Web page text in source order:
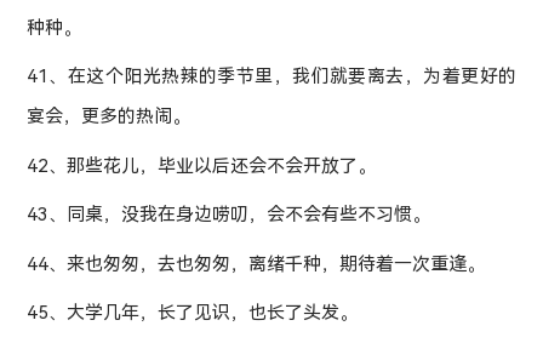
种种。
41、在这个阳光热辣的季节里，我们就要离去，为着更好的
宴会，更多的热闹。
42、那些花儿，毕业以后还会不会开放了。
43、同桌，没我在身边唠叨，会不会有些不习惯。
44、来也匆匆，去也匆匆，离绪千种，期待着一次重逢。
45、大学几年，长了见识，也长了头发。